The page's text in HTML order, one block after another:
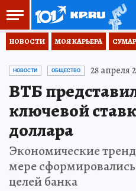
НОВОСТИ МОЯ КАРЬЕРА
НОВОСТИ ОБЩЕСТВО 28 апреля
ВТБ
ключевой
доллара
Экономические
мере
целей банка